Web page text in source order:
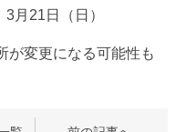
21日（日）
が変更になる可能性も